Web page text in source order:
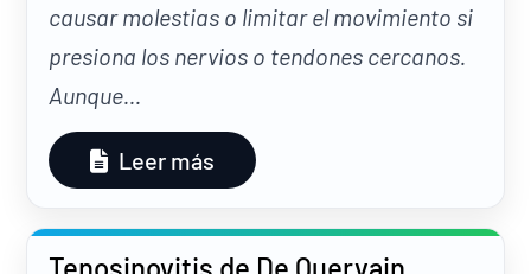
causar molestias o limitar el movimiento si
presiona los nervios o tendones cercanos.
Aunque...
Leer más